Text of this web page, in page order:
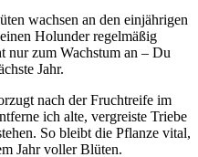
wachsen an den einjährigen
Holunder regelmäßig
nur zum Wachstum an – Du
Jahr.
nach der Fruchtreife im
ich alte, vergreiste Triebe
So bleibt die Pflanze vital,
Jahr voller Blüten.